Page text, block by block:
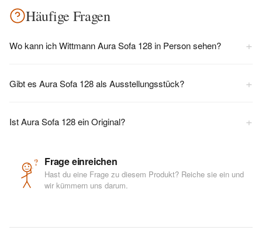
Häufige Fragen
Wo kann ich Wittmann Aura Sofa 128 in Person sehen? +
Gibt es Aura Sofa 128 als Ausstellungsstück? +
Ist Aura Sofa 128 ein Original? +
? Frage einreichen
Hast du eine Frage zu diesem Produkt? Reiche sie ein und
wir kümmern uns darum.